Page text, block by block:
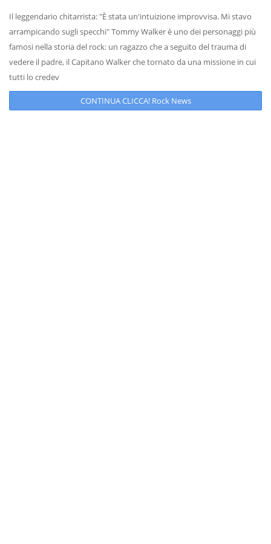
Il leggendario chitarrista: "È stata un'intuizione improvvisa. Mi stavo
arrampicando sugli specchi" Tommy Walker è uno dei personaggi più
famosi nella storia del rock: un ragazzo che a seguito del trauma di
vedere il padre, il Capitano Walker che tornato da una missione in cui
tutti lo credev
CONTINUA CLICCA! Rock News